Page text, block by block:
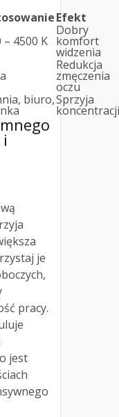
Efekt
– 4500 K
Dobry
komfort
widzenia
Redukcja
zmęczenia
oczu
biuro,Sprzyja
koncentracji
je
pracy.
jest